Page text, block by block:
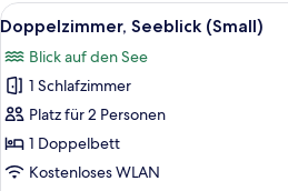
Alle
Fotos
für
Doppelzimmer,
Seeblick
(Small)
anzeigen
Ein
4
Doppelzimmer, Seeblick (Small)
Blick auf den See
1 Schlafzimmer
Platz für 2 Personen
1 Doppelbett
Kostenloses WLAN